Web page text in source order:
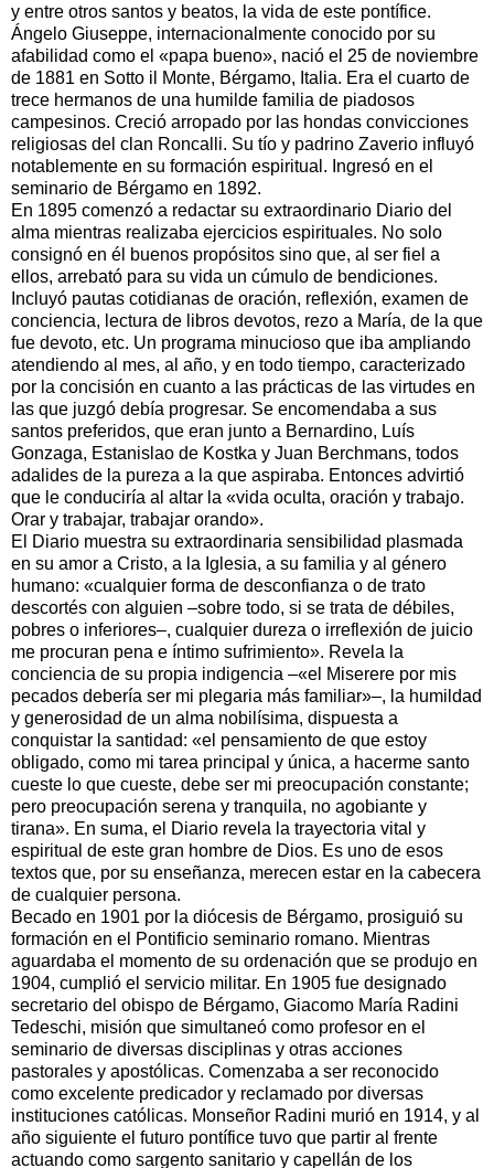
y entre otros santos y beatos, la vida de este pontífice.
Ángelo Giuseppe, internacionalmente conocido por su
afabilidad como el «papa bueno», nació el 25 de noviembre
de 1881 en Sotto il Monte, Bérgamo, Italia. Era el cuarto de
trece hermanos de una humilde familia de piadosos
campesinos. Creció arropado por las hondas convicciones
religiosas del clan Roncalli. Su tío y padrino Zaverio influyó
notablemente en su formación espiritual. Ingresó en el
seminario de Bérgamo en 1892.
En 1895 comenzó a redactar su extraordinario Diario del
alma mientras realizaba ejercicios espirituales. No solo
consignó en él buenos propósitos sino que, al ser fiel a
ellos, arrebató para su vida un cúmulo de bendiciones.
Incluyó pautas cotidianas de oración, reflexión, examen de
conciencia, lectura de libros devotos, rezo a María, de la que
fue devoto, etc. Un programa minucioso que iba ampliando
atendiendo al mes, al año, y en todo tiempo, caracterizado
por la concisión en cuanto a las prácticas de las virtudes en
las que juzgó debía progresar. Se encomendaba a sus
santos preferidos, que eran junto a Bernardino, Luís
Gonzaga, Estanislao de Kostka y Juan Berchmans, todos
adalides de la pureza a la que aspiraba. Entonces advirtió
que le conduciría al altar la «vida oculta, oración y trabajo.
Orar y trabajar, trabajar orando».
El Diario muestra su extraordinaria sensibilidad plasmada
en su amor a Cristo, a la Iglesia, a su familia y al género
humano: «cualquier forma de desconfianza o de trato
descortés con alguien –sobre todo, si se trata de débiles,
pobres o inferiores–, cualquier dureza o irreflexión de juicio
me procuran pena e íntimo sufrimiento». Revela la
conciencia de su propia indigencia –«el Miserere por mis
pecados debería ser mi plegaria más familiar»–, la humildad
y generosidad de un alma nobilísima, dispuesta a
conquistar la santidad: «el pensamiento de que estoy
obligado, como mi tarea principal y única, a hacerme santo
cueste lo que cueste, debe ser mi preocupación constante;
pero preocupación serena y tranquila, no agobiante y
tirana». En suma, el Diario revela la trayectoria vital y
espiritual de este gran hombre de Dios. Es uno de esos
textos que, por su enseñanza, merecen estar en la cabecera
de cualquier persona.
Becado en 1901 por la diócesis de Bérgamo, prosiguió su
formación en el Pontificio seminario romano. Mientras
aguardaba el momento de su ordenación que se produjo en
1904, cumplió el servicio militar. En 1905 fue designado
secretario del obispo de Bérgamo, Giacomo María Radini
Tedeschi, misión que simultaneó como profesor en el
seminario de diversas disciplinas y otras acciones
pastorales y apostólicas. Comenzaba a ser reconocido
como excelente predicador y reclamado por diversas
instituciones católicas. Monseñor Radini murió en 1914, y al
año siguiente el futuro pontífice tuvo que partir al frente
actuando como sargento sanitario y capellán de los